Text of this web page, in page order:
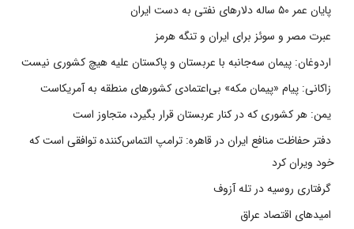
پایان عمر ۵۰ ساله دلارهای نفتی به دست ایران
عبرت مصر و سوئز برای ایران و تنگه هرمز
اردوغان: پیمان سه‌جانبه با عربستان و پاکستان علیه هیچ کشوری نیست
زاکانی: پیام «پیمان مکه» بی‌اعتمادی کشورهای منطقه به آمریکاست
یمن: هر کشوری که در کنار عربستان قرار بگیرد، متجاوز است
دفتر حفاظت منافع ایران در قاهره: ترامپ التماس‌کننده توافقی است که
خود ویران کرد
گرفتاری روسیه در تله آزوف
امیدهای اقتصاد عراق